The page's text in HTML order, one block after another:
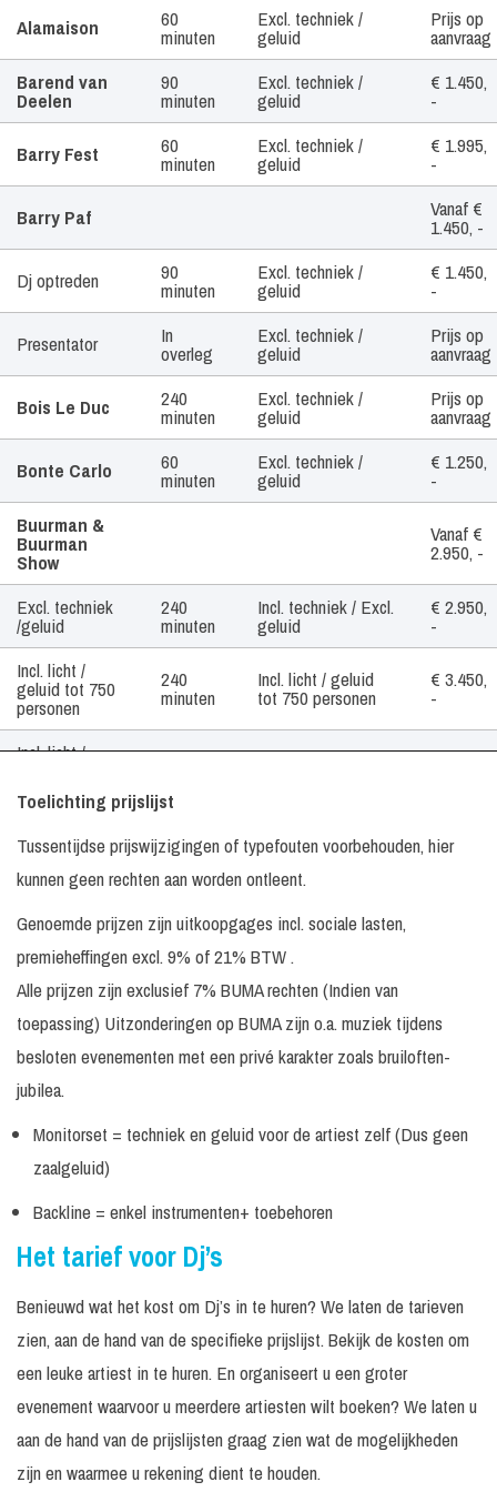
Boekingsvorm
Tijdsduur Geluid Prijs
Alamaison 60
minuten
Excl. techniek /
geluid
Prijs op
aanvraag
Barend van
Deelen
90
minuten
Excl. techniek /
geluid
€ 1.450,
-
Barry Fest 60
minuten
Excl. techniek /
geluid
€ 1.995,
-
Barry Paf Vanaf €
1.450, -
Dj optreden 90
minuten
Excl. techniek /
geluid
€ 1.450,
-
Presentator In
overleg
Excl. techniek /
geluid
Prijs op
aanvraag
Bois Le Duc 240
minuten
Excl. techniek /
geluid
Prijs op
aanvraag
Bonte Carlo 60
minuten
Excl. techniek /
geluid
€ 1.250,
-
Buurman &
Buurman
Show
Vanaf €
2.950, -
Excl. techniek
/geluid
240
minuten
Incl. techniek / Excl.
geluid
€ 2.950,
-
Incl. licht /
geluid tot 750
personen
240
minuten
Incl. licht / geluid
tot 750 personen
€ 3.450,
-
Incl. licht /
personen
De Coen en
Sander Show
60
minuten
Excl. techniek /
geluid
Prijs op
aanvraag
minuten geluid
Dj Arlo 180
minuten
Excl. techniek /
geluid
Dj Bee 240 Excl. techniek / Prijs op
Dj Calvin
Rigter
Dj Coenio Vanaf €
Besloten
5 uur Excl. techniek /
feesten geluid
Dj Cor In Excl. techniek / € 995, -
Dj D-Light 240 Excl. techniek / € 595, -
Dj Davey
Beijer
240
minuten
exclusief techniek /
geluid
Toelichting prijslijst
Tussentijdse prijswijzigingen of typefouten voorbehouden, hier
kunnen geen rechten aan worden ontleent.
Genoemde prijzen zijn uitkoopgages incl. sociale lasten,
premieheffingen excl. 9% of 21% BTW .
Alle prijzen zijn exclusief 7% BUMA rechten (Indien van
toepassing) Uitzonderingen op BUMA zijn o.a. muziek tijdens
besloten evenementen met een privé karakter zoals bruiloften-
jubilea.
Monitorset = techniek en geluid voor de artiest zelf (Dus geen
zaalgeluid)
Backline = enkel instrumenten+ toebehoren
Het tarief voor Dj’s
Benieuwd wat het kost om Dj’s in te huren? We laten de tarieven
zien, aan de hand van de specifieke prijslijst. Bekijk de kosten om
een leuke artiest in te huren. En organiseert u een groter
evenement waarvoor u meerdere artiesten wilt boeken? We laten u
aan de hand van de prijslijsten graag zien wat de mogelijkheden
zijn en waarmee u rekening dient te houden.